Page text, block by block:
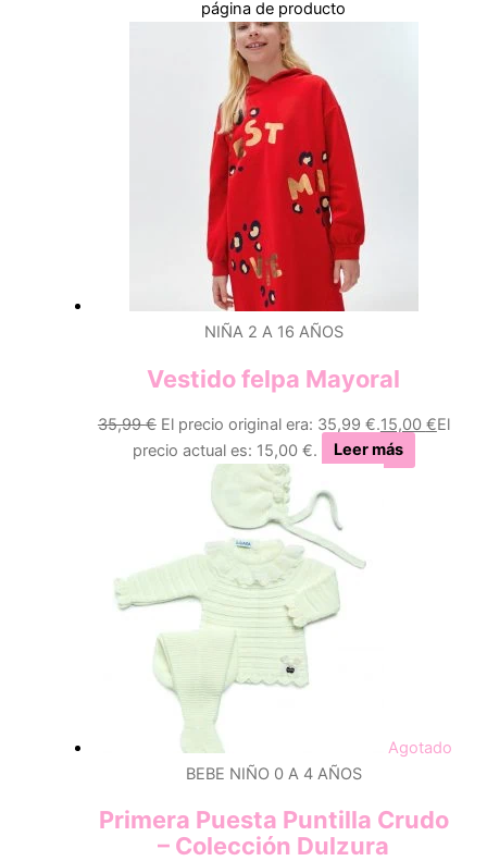
página de producto
NIÑA 2 A 16 AÑOS
Vestido felpa Mayoral
35,99€ El precio original era: 35,99 €.15,00 €El
precio actual es: 15,00 €.
Leer más
Agotado
BEBE NIÑO 0 A 4 AÑOS
Primera Puesta Puntilla Crudo
– Colección Dulzura